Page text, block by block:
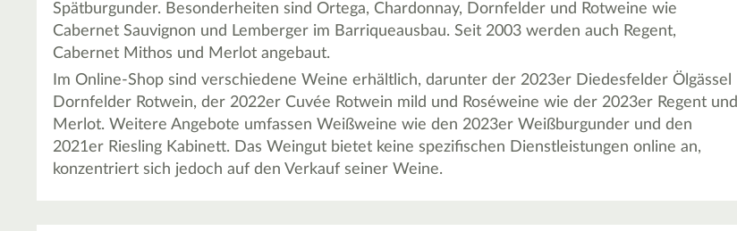
Spätburgunder. Besonderheiten sind Ortega, Chardonnay, Dornfelder und Rotweine wie
Cabernet Sauvignon und Lemberger im Barriqueausbau. Seit 2003 werden auch Regent,
Cabernet Mithos und Merlot angebaut.
Im Online-Shop sind verschiedene Weine erhältlich, darunter der 2023er Diedesfelder Ölgässel
Dornfelder Rotwein, der 2022er Cuvée Rotwein mild und Roséweine wie der 2023er Regent und
Merlot. Weitere Angebote umfassen Weißweine wie den 2023er Weißburgunder und den
2021er Riesling Kabinett. Das Weingut bietet keine spezifischen Dienstleistungen online an,
konzentriert sich jedoch auf den Verkauf seiner Weine.